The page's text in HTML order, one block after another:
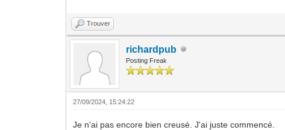
Trouver
richardpub
Posting Freak
27/09/2024, 15:24:22
Je n'ai pas encore bien creusé. J'ai juste commencé.